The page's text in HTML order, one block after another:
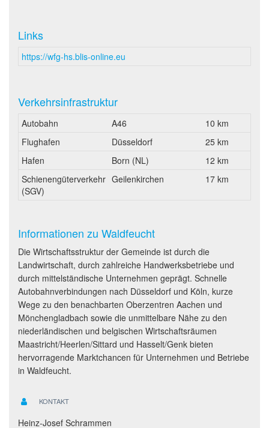
Links
https://wfg-hs.blis-online.eu
Verkehrsinfrastruktur
Autobahn A46
10 km
Flughafen
Düsseldorf
25 km
Hafen
Born (NL)
12 km
Schienengüterverkehr
(SGV)
Geilenkirchen 17 km
Informationen zu Waldfeucht
Die Wirtschaftsstruktur der Gemeinde ist durch die
Landwirtschaft, durch zahlreiche Handwerksbetriebe und
durch mittelständische Unternehmen geprägt. Schnelle
Autobahnverbindungen nach Düsseldorf und Köln, kurze
Wege zu den benachbarten Oberzentren Aachen und
Mönchengladbach sowie die unmittelbare Nähe zu den
niederländischen und belgischen Wirtschaftsräumen
Maastricht/Heerlen/Sittard und Hasselt/Genk bieten
hervorragende Marktchancen für Unternehmen und Betriebe
in Waldfeucht.
KONTAKT
Heinz-Josef Schrammen